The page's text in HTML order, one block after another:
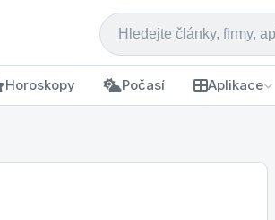
Horoskopy Počasí Aplikace